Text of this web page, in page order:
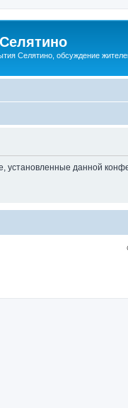
Селятино, обсуждение
установленные данной